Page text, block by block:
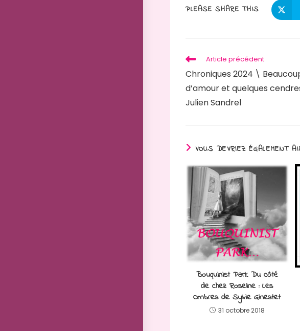
PLEASE SHARE THIS
Article précédent
Chroniques 2024 \
d’amour et quelques
Julien Sandrel
VOUS DEVRIEZ ÉGALEMENT
Bouquinist Park Du côté
de chez Roseline : Les
Ombres de Sylvie Ginestet
31 octobre 2018